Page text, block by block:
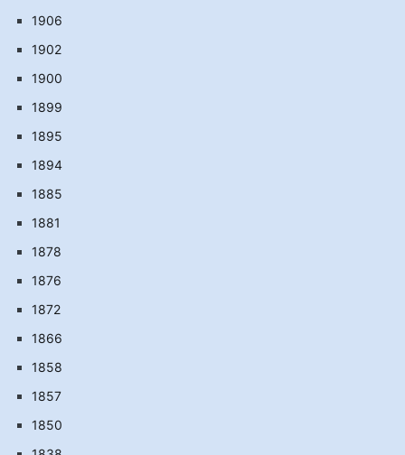
1906
1902
1900
1899
1895
1894
1885
1881
1878
1876
1872
1866
1858
1857
1850